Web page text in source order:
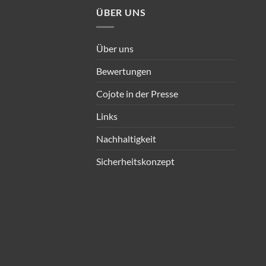
ÜBER UNS
Über uns
Bewertungen
Cojote in der Presse
Links
Nachhaltigkeit
Sicherheitskonzept